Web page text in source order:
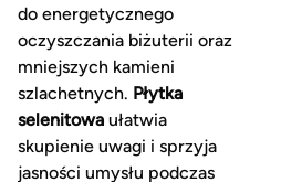
do energetycznego
oczyszczania biżuterii oraz
mniejszych kamieni
szlachetnych. Płytka
selenitowaułatwia
skupienie uwagi i sprzyja
jasności umysłu podczas